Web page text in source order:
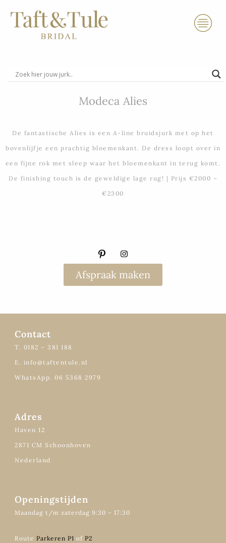
naar
Modeca Alies
De fantastische Alies is een A-line bruidsjurk met op het
bovenlijfje een prachtig bloemenkant. De dress loopt over in
een fijne rok met sleep waar het bloemenkant in terug komt.
De finishing touch is de geweldige lage rug! | Prijs €2000 –
€2300
Afspraak maken
Contact
T. 0182 – 381 188
E. info@taftentule.nl
WhatsApp. 06 5368 2979
Adres
Haven 12
2871 CM Schoonhoven
Nederland
Openingstijden
Maandag t/m zaterdag 9:30 – 17:30
Route Parkeren P1 of P2